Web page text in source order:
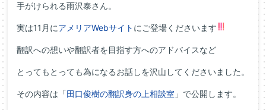
手がけられる雨沢泰さん。
実は11月にアメリアWebサイト にご登場くださいます
翻訳への想いや翻訳者を目指す方へのアドバイスなど
とってもとっても為になるお話しを沢山してくださいました。
その内容は「田口俊樹の翻訳身の上相談室 」で公開します。